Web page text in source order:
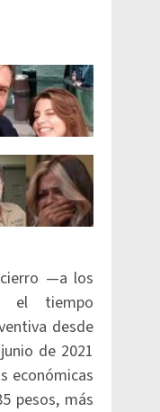
—a los
el tiempo
desde
de 2021
económicas
pesos, más